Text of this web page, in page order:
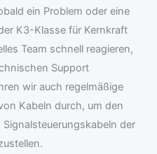
ein Problem oder eine
K3-Klasse für Kernkraft
Team schnell reagieren,
Support
wir auch regelmäßige
Kabeln durch, um den
der